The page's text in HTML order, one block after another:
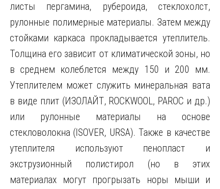
листы пергамина, рубероида, стеклохолст,
рулонные полимерные материалы. Затем между
стойками каркаса прокладывается утеплитель.
Толщина его зависит от климатической зоны, но
в среднем колеблется между 150 и 200 мм.
Утеплителем может служить минеральная вата
в виде плит (ИЗОЛАЙТ, ROCKWOOL, PAROC и др.)
или рулонные материалы на основе
стекловолокна (ISOVER, URSA). Также в качестве
утеплителя используют пенопласт и
экструзионный полистирол (но в этих
материалах могут прогрызать норы мыши и